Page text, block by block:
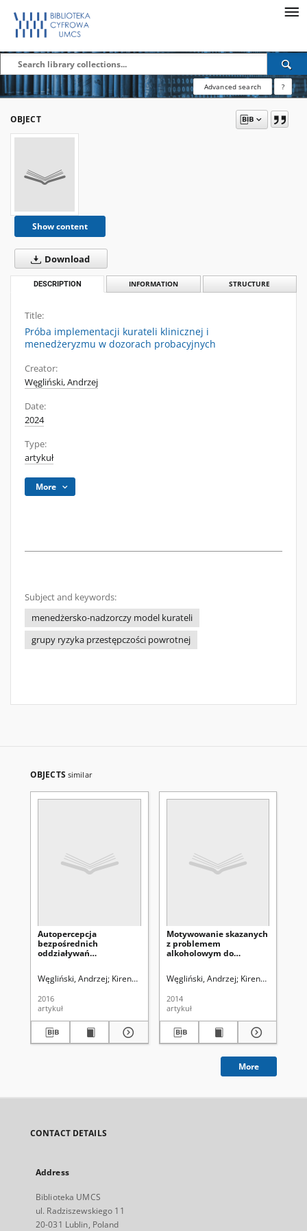
Advanced search ?
OBJECT
Show content
Download
DESCRIPTION INFORMATION STRUCTURE
Title:
Próba implementacji kurateli klinicznej i
menedżeryzmu w dozorach probacyjnych
Creator:
Węgliński, Andrzej
Date:
2024
Type:
artykuł
More
Subject and keywords:
menedżersko-nadzorczy model kurateli
grupy ryzyka przestępczości powrotnej
OBJECTS similar
Autopercepcja
bezpośrednich
oddziaływań
sądowych
Węgliński, Andrzej Kirenko, Janusz (1954- ). Red. Węgliński, Andrzej.
2016
artykuł
Motywowanie skazanych
z problemem
alkoholowym do
dozorowanej
Węgliński, Andrzej Kirenko, Janusz
2014
artykuł
More
CONTACT DETAILS
Address
Biblioteka UMCS
ul. Radziszewskiego 11
20-031 Lublin, Poland